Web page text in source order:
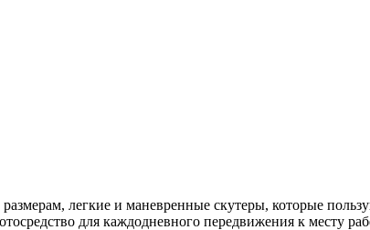
легкие и маневренные скутеры, которые
для каждодневного передвижения к месту